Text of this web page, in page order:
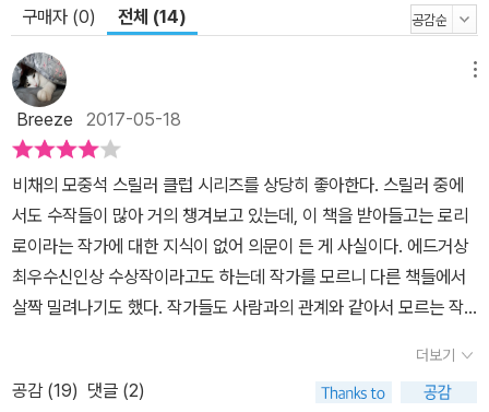
구매자 (0) 전체 (14)
Breeze 2017-05-18
비채의 모중석 스릴러 클럽 시리즈를 상당히 좋아한다. 스릴러 중에
서도 수작들이 많아 거의 챙겨보고 있는데, 이 책을 받아들고는 로리
로이라는 작가에 대한 지식이 없어 의문이 든 게 사실이다. 에드거상
최우수신인상 수상작이라고도 하는데 작가를 모르니 다른 책들에서
살짝 밀려나기도 했다. 작가들도 사람과의 관계와 같아서 모르는 작
랬다. 하지만 읽지 않았으면 후회할 뻔 했다. 소설의 시작 부분에서부
터 마지막까지 무슨 일이 생길 것만 같은 불안감에 긴장하며 읽게 되
더보기
공감 (19) 댓글 (2)